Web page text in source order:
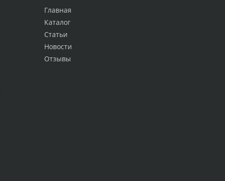
Главная
Каталог
Статьи
Новости
Отзывы